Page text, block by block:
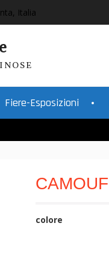
Italia
Fiere-Esposizioni
colore